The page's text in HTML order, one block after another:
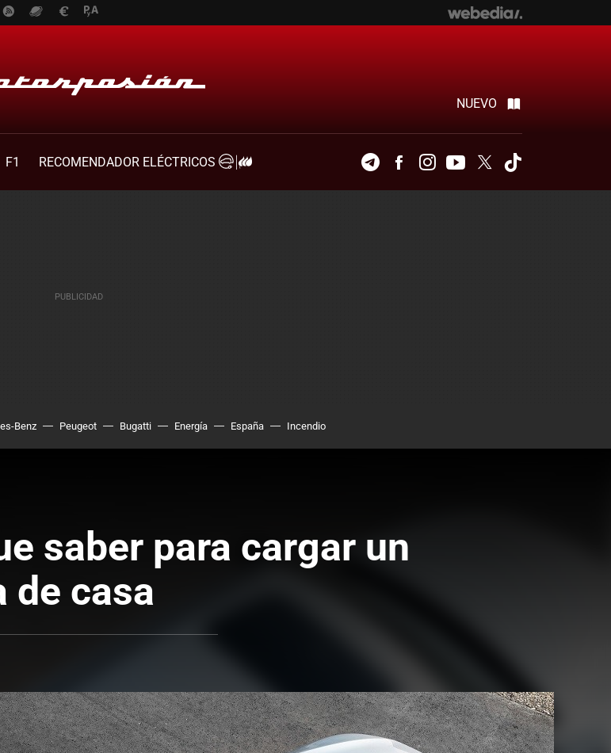
NUEVO
F1
RECOMENDADOR ELÉCTRICOS
TelegramFacebookInstagramYoutubeTwitter
Benz Peugeot Bugatti Energía España Incendio
saber para cargar un
de casa